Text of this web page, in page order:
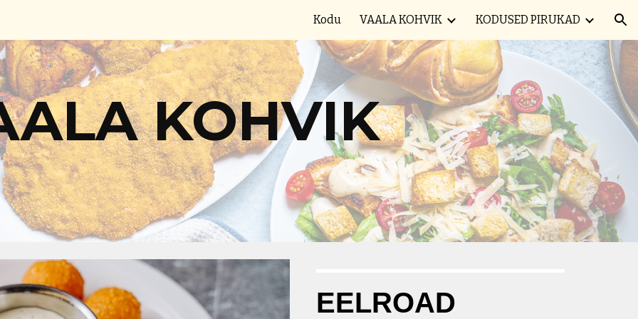
Skip to navigation
Kodu VAALA KOHVIK KODUSED PIRUKAD
KOHVIK
EELROAD